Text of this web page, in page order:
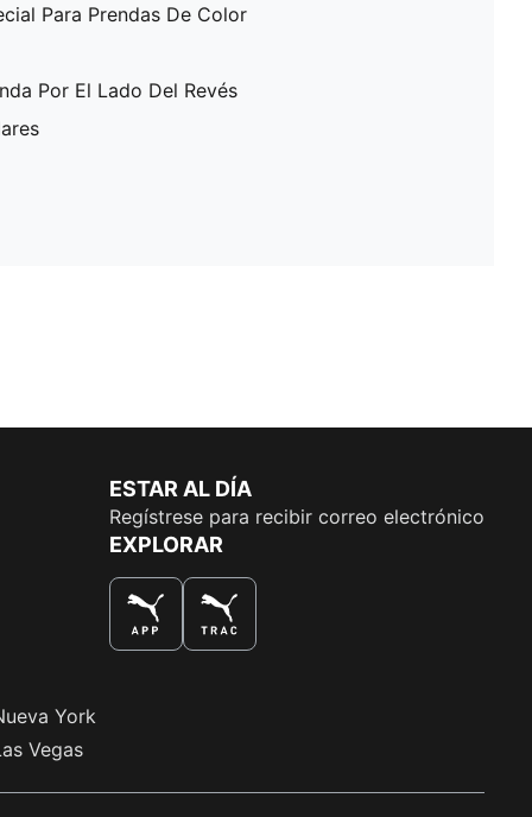
Para Prendas De Color
Por El Lado Del Revés
York
Vegas
ESTAR AL DÍA
Regístrese para recibir correo electrónico
EXPLORAR